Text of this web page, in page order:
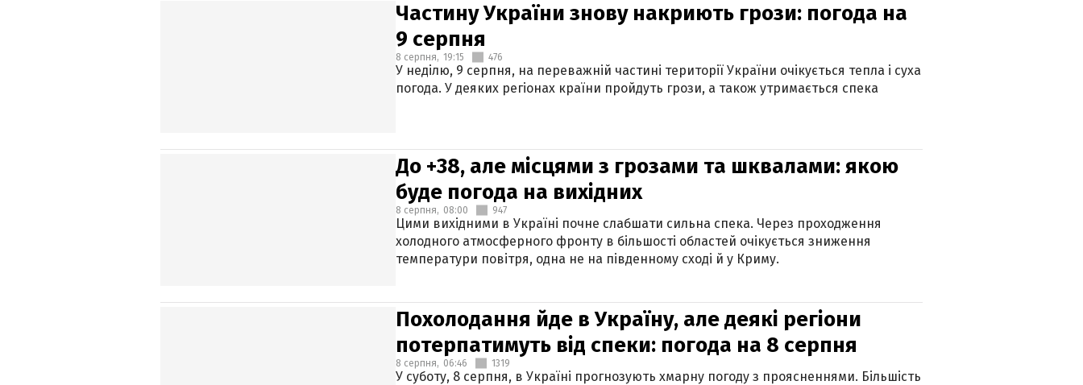
Частину України знову накриють грози: погода на
9 серпня
8 серпня, 19:15 476
У неділю, 9 серпня, на переважній частині території України очікується тепла і суха
погода. У деяких регіонах країни пройдуть грози, а також утримається спека
До +38, але місцями з грозами та шквалами: якою
буде погода на вихідних
8 серпня, 08:00 947
Цими вихідними в Україні почне слабшати сильна спека. Через проходження
холодного атмосферного фронту в більшості областей очікується зниження
температури повітря, одна не на південному сході й у Криму.
Похолодання йде в Україну, але деякі регіони
потерпатимуть від спеки: погода на 8 серпня
8 серпня, 06:46 1319
У суботу, 8 серпня, в Україні прогнозують хмарну погоду з проясненнями. Більшість